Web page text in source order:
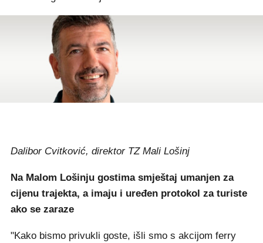
Dalibor Cvitković, direktor TZ Mali Lošinj
Na Malom Lošinju gostima smještaj umanjen za
cijenu trajekta, a imaju i uređen protokol za turiste
ako se zaraze
"Kako bismo privukli goste, išli smo s akcijom ferry